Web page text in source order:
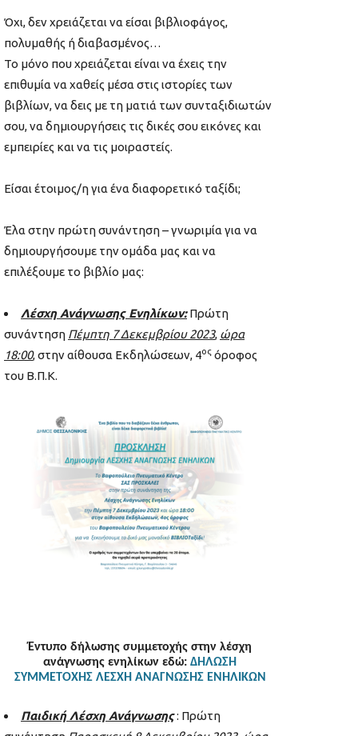
Όχι, δεν χρειάζεται να είσαι βιβλιοφάγος,
πολυμαθής ή διαβασμένος…
Το μόνο που χρειάζεται είναι να έχεις την
επιθυμία να χαθείς μέσα στις ιστορίες των
βιβλίων, να δεις με τη ματιά των συνταξιδιωτών
σου, να δημιουργήσεις τις δικές σου εικόνες και
εμπειρίες και να τις μοιραστείς.
Είσαι έτοιμος/η για ένα διαφορετικό ταξίδι;
Έλα στην πρώτη συνάντηση – γνωριμία για να
δημιουργήσουμε την ομάδα μας και να
επιλέξουμε το βιβλίο μας:
Λέσχη Ανάγνωσης Ενηλίκων:Πρώτη
συνάντηση Πέμπτη 7 Δεκεμβρίου 2023, ώρα
18:00, στην αίθουσα Εκδηλώσεων, 4ος όροφος
του Β.Π.Κ.
Έντυπο δήλωσης συμμετοχής στην λέσχη
ανάγνωσης ενηλίκων εδώ: ΔΗΛΩΣΗ
ΣΥΜΜΕΤΟΧΗΣ ΛΕΣΧΗ ΑΝΑΓΝΩΣΗΣ ΕΝΗΛΙΚΩΝ
Παιδική Λέσχη Ανάγνωσης: Πρώτη